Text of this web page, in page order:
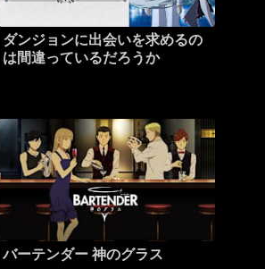
ダンジョンに出会いを求めるの
は間違っているだろうか
バーテンダー 神のグラス